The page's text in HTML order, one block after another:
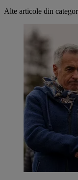
Alte articole din